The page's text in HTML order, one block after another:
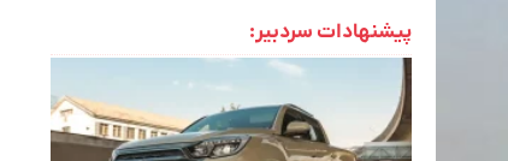
پیشنهادات سردبیر: